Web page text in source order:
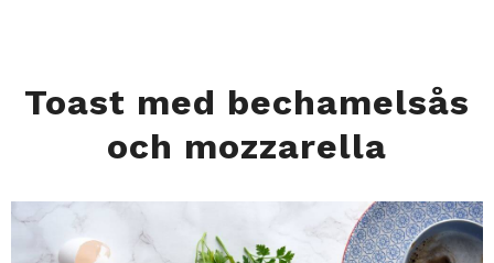
Toast med bechamelsås
och mozzarella